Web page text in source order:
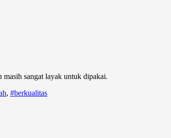
masih sangat layak untuk dipakai.
, #berkualitas